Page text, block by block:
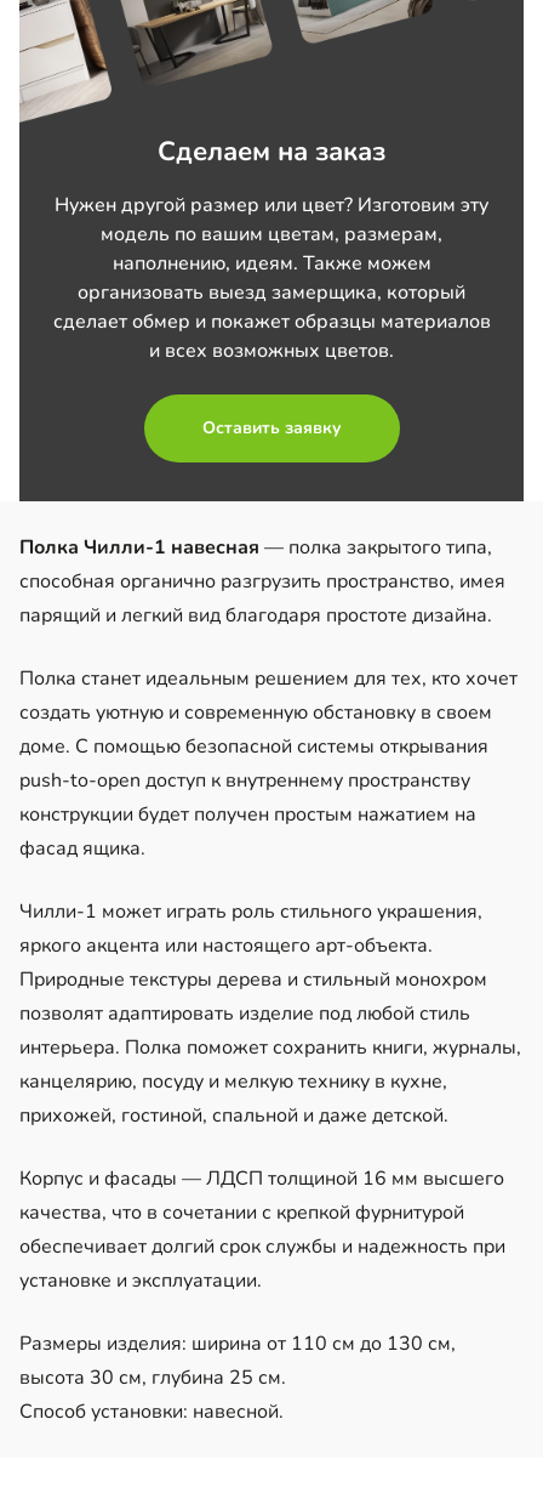
Сделаем на заказ
Нужен другой размер или цвет? Изготовим эту
модель по вашим цветам, размерам,
наполнению, идеям. Также можем
организовать выезд замерщика, который
сделает обмер и покажет образцы материалов
и всех возможных цветов.
Оставить заявку
Полка Чилли-1 навесная — полка закрытого типа,
способная органично разгрузить пространство, имея
парящий и легкий вид благодаря простоте дизайна.
Полка станет идеальным решением для тех, кто хочет
создать уютную и современную обстановку в своем
доме. С помощью безопасной системы открывания
push-to-open доступ к внутреннему пространству
конструкции будет получен простым нажатием на
фасад ящика.
Чилли-1 может играть роль стильного украшения,
яркого акцента или настоящего арт-объекта.
Природные текстуры дерева и стильный монохром
позволят адаптировать изделие под любой стиль
интерьера. Полка поможет сохранить книги, журналы,
канцелярию, посуду и мелкую технику в кухне,
прихожей, гостиной, спальной и даже детской.
Корпус и фасады — ЛДСП толщиной 16 мм высшего
качества, что в сочетании с крепкой фурнитурой
обеспечивает долгий срок службы и надежность при
установке и эксплуатации.
Размеры изделия: ширина от 110 см до 130 см,
высота 30 см, глубина 25 см.
Способ установки: навесной.